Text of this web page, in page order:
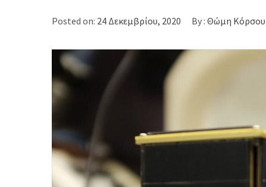
Posted on: 24 Δεκεμβρίου, 2020 By : Θώμη Κόρσου